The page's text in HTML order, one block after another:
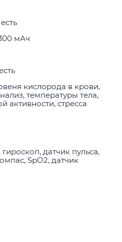
мАч
кислорода в крови,
температуры тела,
активности, стресса
датчик пульса,
SpO2, датчик